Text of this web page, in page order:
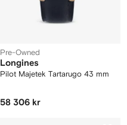
Pre-Owned
Longines
Pilot Majetek Tartarugo 43 mm
58 306 kr